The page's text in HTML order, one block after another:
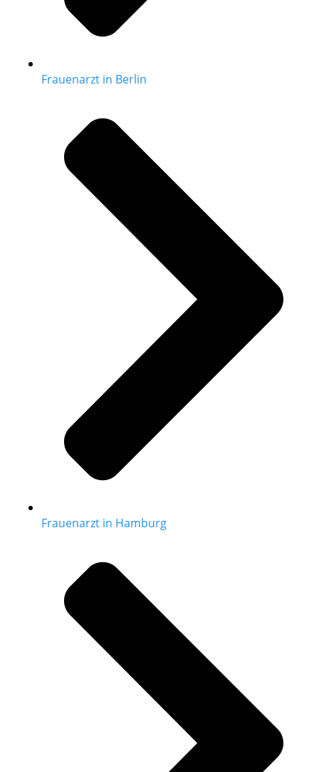
Frauenarzt in Berlin
Frauenarzt in Hamburg